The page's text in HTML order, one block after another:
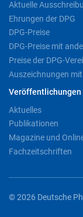
Aktuelle
Ehrungen der DPG
DPG-Preise
DPG-Preise mit
Preise der DPG-
Auszeichnungen
Veröffentlichungen
Aktuelles
Publikationen
Magazine und
Fachzeitschriften
© 2026 Deutsche